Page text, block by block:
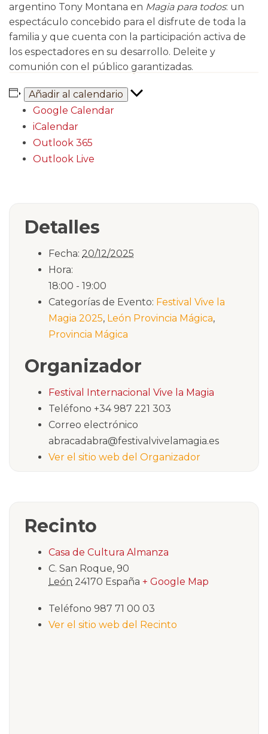
argentino Tony Montana en Magia para todos: un
espectáculo concebido para el disfrute de toda la
familia y que cuenta con la participación activa de
los espectadores en su desarrollo. Deleite y
comunión con el público garantizadas.
Añadir al calendario
Google Calendar
iCalendar
Outlook 365
Outlook Live
Detalles
Fecha: 20/12/2025
Hora:
18:00 - 19:00
Categorías de Evento: Festival Vive la
Magia 2025, León Provincia Mágica,
Provincia Mágica
Organizador
Festival Internacional Vive la Magia
Teléfono +34 987 221 303
Correo electrónico
abracadabra@festivalvivelamagia.es
Ver el sitio web del Organizador
Recinto
Casa de Cultura Almanza
C. San Roque, 90
León 24170 España + Google Map
Teléfono 987 71 00 03
Ver el sitio web del Recinto